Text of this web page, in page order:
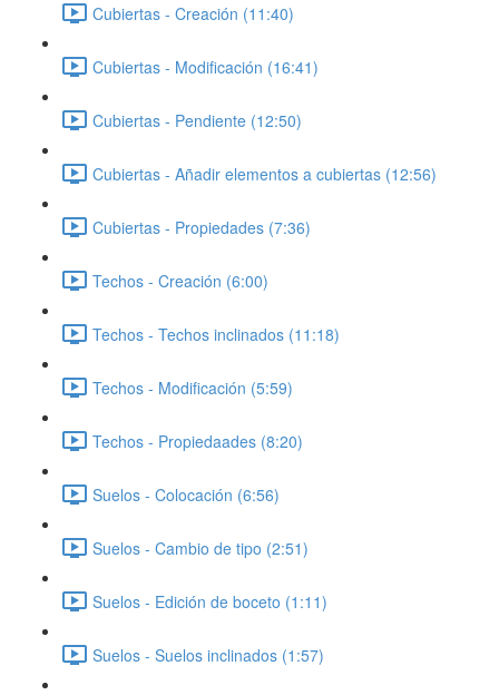
Cubiertas - Creación (11:40)
Cubiertas - Modificación (16:41)
Cubiertas - Pendiente (12:50)
Cubiertas - Añadir elementos a cubiertas (12:56)
Cubiertas - Propiedades (7:36)
Techos - Creación (6:00)
Techos - Techos inclinados (11:18)
Techos - Modificación (5:59)
Techos - Propiedaades (8:20)
Suelos - Colocación (6:56)
Suelos - Cambio de tipo (2:51)
Suelos - Edición de boceto (1:11)
Suelos - Suelos inclinados (1:57)